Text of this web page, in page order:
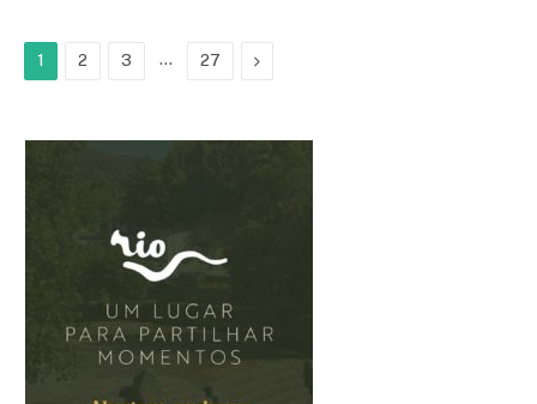
1 2 3 … 27 Next